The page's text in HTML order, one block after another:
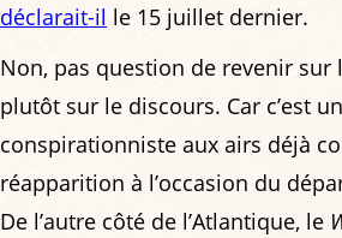
déclarait-il le 15 juillet dernier.
Non, pas question de revenir sur
plutôt sur le discours. Car c’est
conspirationniste aux airs déjà
réapparition à l’occasion du
De l’autre côté de l’Atlantique, le